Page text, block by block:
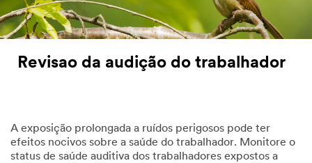
Revisao da audição do trabalhador
A exposição prolongada a ruídos perigosos pode ter
efeitos nocivos sobre a saúde do trabalhador. Monitore o
status de saúde auditiva dos trabalhadores expostos a